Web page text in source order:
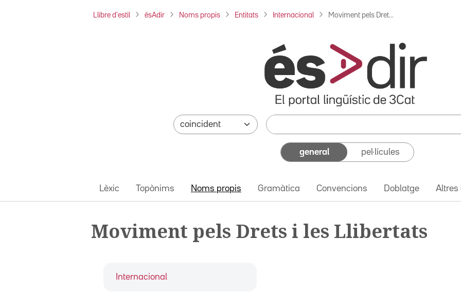
Llibre d'estil ésAdir Noms propis Entitats Internacional Moviment pels Dret...
general pel·lícules
Lèxic Topònims Noms propis Gramàtica Convencions Doblatge Altres
Moviment pels Drets i les Llibertats
Internacional